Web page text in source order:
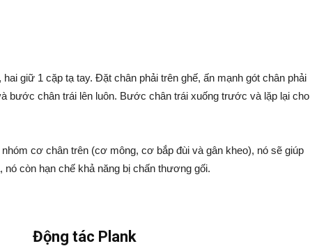
giữ 1 cặp tạ tay. Đặt chân phải trên ghế, ấn mạnh gót chân phải
bước chân trái lên luôn. Bước chân trái xuống trước và lặp lại cho
cơ chân trên (cơ mông, cơ bắp đùi và gân kheo), nó sẽ giúp
nó còn hạn chế khả năng bị chấn thương gối.
Động tác Plank